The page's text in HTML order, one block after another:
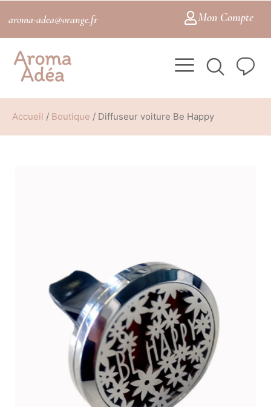
aroma-adea@orange.fr Mon Compte
Accueil / Boutique / Diffuseur voiture Be Happy